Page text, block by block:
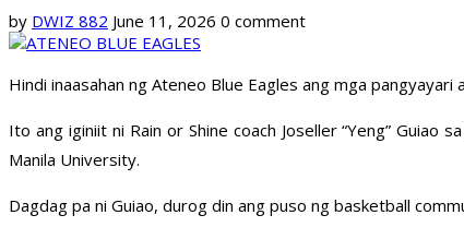
by DWIZ 882 June 11, 2026 0 comment
Hindi inaasahan ng Ateneo Blue Eagles ang mga
Ito ang iginiit ni Rain or Shine coach Joseller “Yeng”
Manila University.
Dagdag pa ni Guiao, durog din ang puso ng basketball